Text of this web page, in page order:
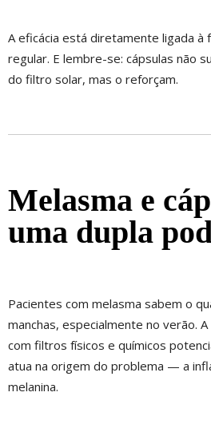
A eficácia está diretamente ligada à
regular. E lembre-se: cápsulas não
do filtro solar, mas o reforçam.
Melasma e
uma dupla
Pacientes com melasma sabem o
manchas, especialmente no verão.
com filtros físicos e químicos
atua na origem do problema — a
melanina.